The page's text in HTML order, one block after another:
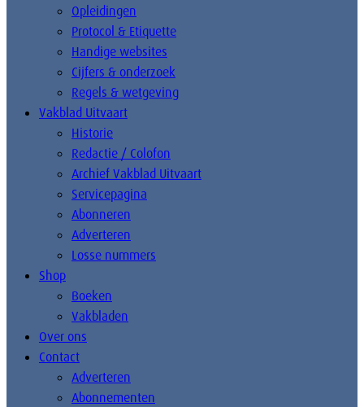
Opleidingen
Protocol & Etiquette
Handige websites
Cijfers & onderzoek
Regels & wetgeving
Vakblad Uitvaart
Historie
Redactie / Colofon
Archief Vakblad Uitvaart
Servicepagina
Abonneren
Adverteren
Losse nummers
Shop
Boeken
Vakbladen
Over ons
Contact
Adverteren
Abonnementen